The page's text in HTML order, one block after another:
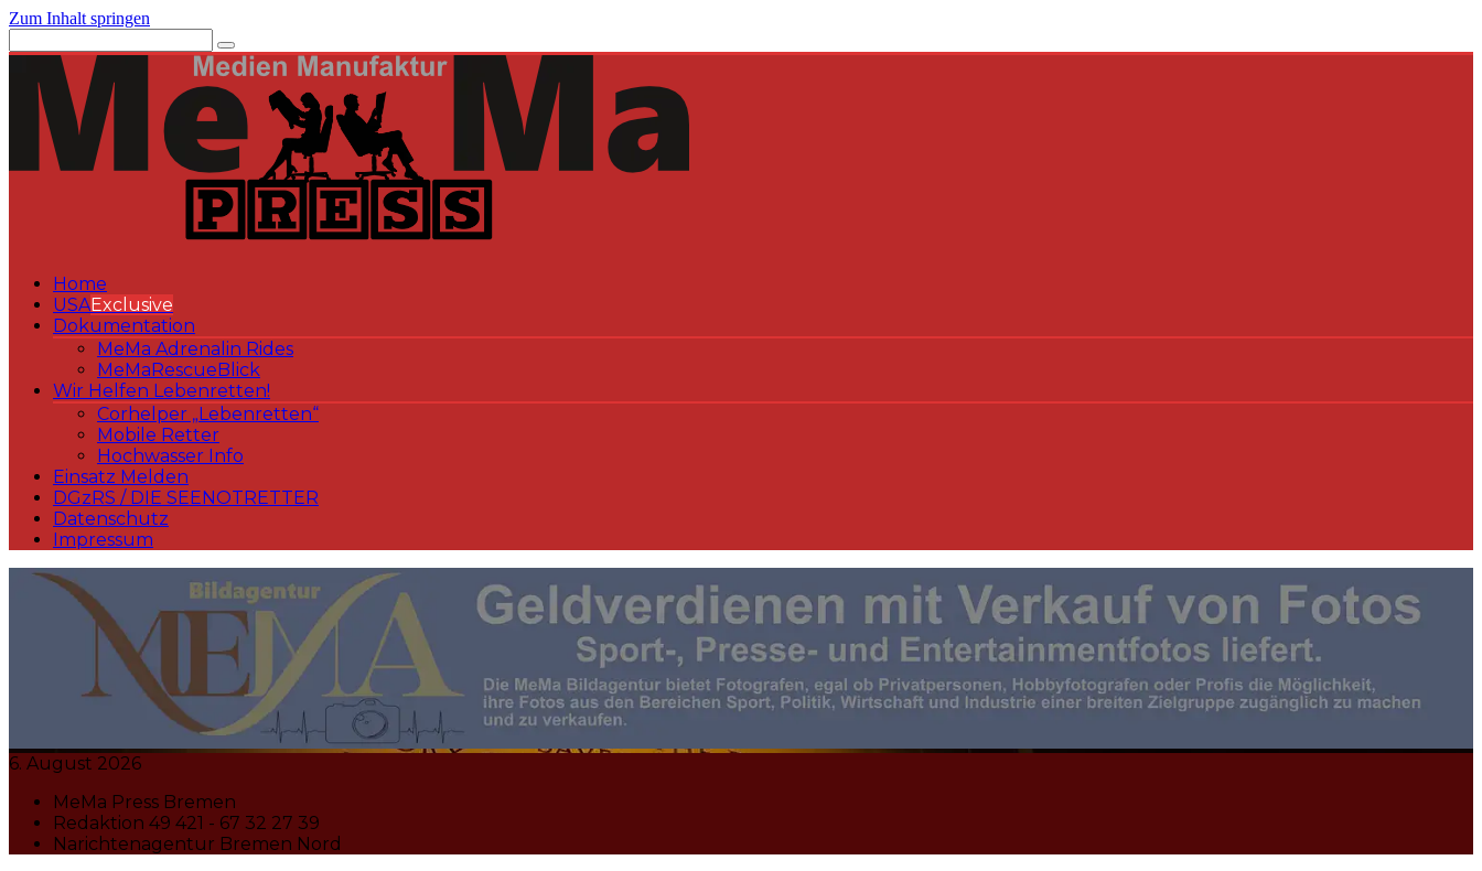
Zum Inhalt springen
Home
USAExclusive
Dokumentation
MeMa Adrenalin Rides
MeMaRescueBlick
Wir Helfen Lebenretten!
Corhelper „Lebenretten“
Mobile Retter
Hochwasser Info
Einsatz Melden
DGzRS / DIE SEENOTRETTER
Datenschutz
Impressum
MeMa Press Nachrichtenagentur | Events | Sport | Presse- u. Fotojournalist:in |
6. August 2026
MeMa Press Bremen
Redaktion 49 421 - 67 32 27 39
Narichtenagentur Bremen Nord